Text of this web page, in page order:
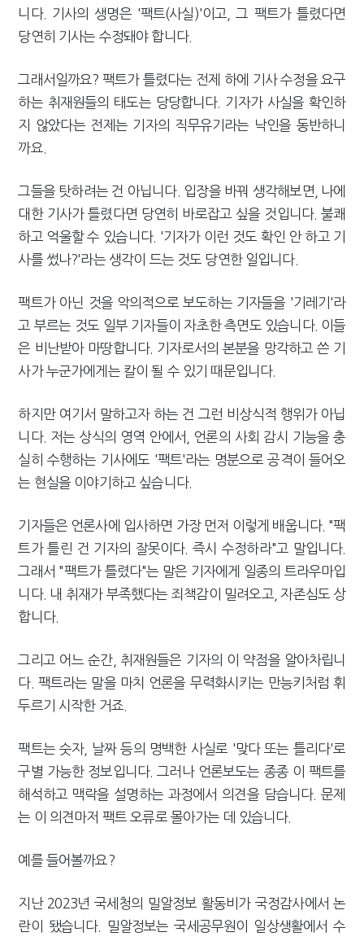
니다. 기사의 생명은 '팩트(사실)'이고, 그 팩트가 틀렸다면
당연히 기사는 수정돼야 합니다.
그래서일까요? 팩트가 틀렸다는 전제 하에 기사 수정을 요구
하는 취재원들의 태도는 당당합니다. 기자가 사실을 확인하
지 않았다는 전제는 기자의 직무유기라는 낙인을 동반하니
까요.
그들을 탓하려는 건 아닙니다. 입장을 바꿔 생각해보면, 나에
대한 기사가 틀렸다면 당연히 바로잡고 싶을 것입니다. 불쾌
하고 억울할 수 있습니다. '기자가 이런 것도 확인 안 하고 기
사를 썼나?'라는 생각이 드는 것도 당연한 일입니다.
팩트가 아닌 것을 악의적으로 보도하는 기자들을 '기레기'라
고 부르는 것도 일부 기자들이 자초한 측면도 있습니다. 이들
은 비난받아 마땅합니다. 기자로서의 본분을 망각하고 쓴 기
사가 누군가에게는 칼이 될 수 있기 때문입니다.
하지만 여기서 말하고자 하는 건 그런 비상식적 행위가 아닙
니다. 저는 상식의 영역 안에서, 언론의 사회 감시 기능을 충
실히 수행하는 기사에도 '팩트'라는 명분으로 공격이 들어오
는 현실을 이야기하고 싶습니다.
기자들은 언론사에 입사하면 가장 먼저 이렇게 배웁니다. "팩
트가 틀린 건 기자의 잘못이다. 즉시 수정하라"고 말입니다.
그래서 "팩트가 틀렸다"는 말은 기자에게 일종의 트라우마입
니다. 내 취재가 부족했다는 죄책감이 밀려오고, 자존심도 상
합니다.
그리고 어느 순간, 취재원들은 기자의 이 약점을 알아차립니
다. 팩트라는 말을 마치 언론을 무력화시키는 만능키처럼 휘
두르기 시작한 거죠.
팩트는 숫자, 날짜 등의 명백한 사실로 '맞다 또는 틀리다'로
구별 가능한 정보입니다. 그러나 언론보도는 종종 이 팩트를
해석하고 맥락을 설명하는 과정에서 의견을 담습니다. 문제
는 이 의견마저 팩트 오류로 몰아가는 데 있습니다.
예를 들어볼까요?
지난 2023년 국세청의 밀알정보 활동비가 국정감사에서 논
란이 됐습니다. 밀알정보는 국세공무원이 일상생활에서 수